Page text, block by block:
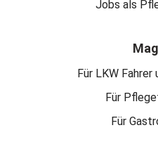
Jobs als
Für LKW
Für
Für